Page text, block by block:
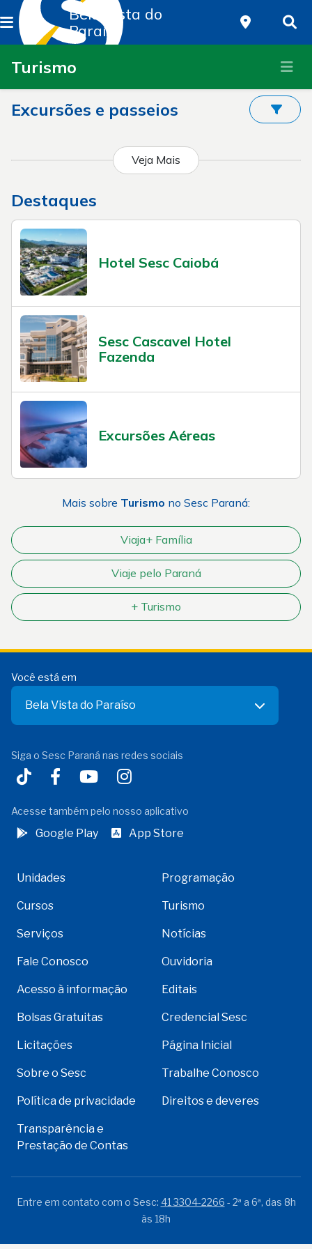
Bela Vista do
Paraíso
Turismo
Excursões e passeios
Veja Mais
Destaques
Hotel Sesc Caiobá
Sesc Cascavel Hotel
Fazenda
Excursões Aéreas
Mais sobre Turismo no Sesc Paraná:
Viaja+ Família
Viaje pelo Paraná
+ Turismo
Você está em
Bela Vista do Paraíso
Siga o Sesc Paraná nas redes sociais
Acesse também pelo nosso aplicativo
Google Play App Store
Unidades Programação
Cursos Turismo
Serviços Notícias
Fale Conosco Ouvidoria
Acesso à informação Editais
Bolsas Gratuitas Credencial Sesc
Licitações Página Inicial
Sobre o Sesc Trabalhe Conosco
Política de privacidade Direitos e deveres
Transparência e
Prestação de Contas
Entre em contato com o Sesc: 41 3304-2266 - 2ª a 6ª, das 8h
às 18h